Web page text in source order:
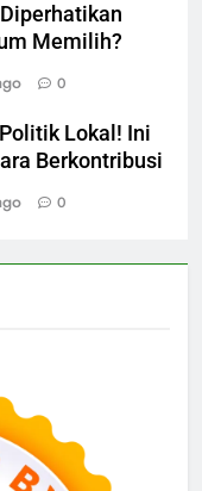
Memilih?
0
Lokal! Ini
Berkontribusi
0